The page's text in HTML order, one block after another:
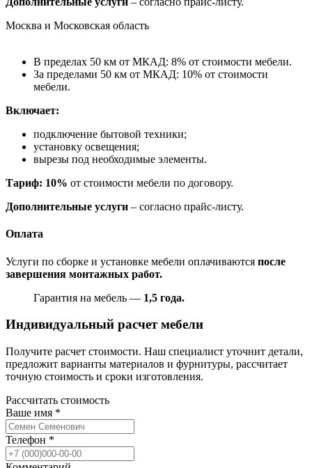
Москва и Московская область
В пределах 50 км от МКАД: 8% от стоимости мебели.
За пределами 50 км от МКАД: 10% от стоимости
мебели.
Включает:
подключение бытовой техники;
установку освещения;
вырезы под необходимые элементы.
Тариф: 10% от стоимости мебели по договору.
Дополнительные услуги – согласно прайс-листу.
Оплата
Услуги по сборке и установке мебели оплачиваются после
завершения монтажных работ.
Гарантия на мебель — 1,5 года.
Индивидуальный расчет мебели
Получите расчет стоимости. Наш специалист уточнит детали,
предложит варианты материалов и фурнитуры, рассчитает
точную стоимость и сроки изготовления.
Рассчитать стоимость
Ваше имя *
Телефон *